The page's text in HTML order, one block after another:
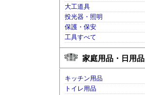
大工道具
投光器・照明
保護・保安
工具すべて
家庭用品・日用品
キッチン用品
トイレ用品